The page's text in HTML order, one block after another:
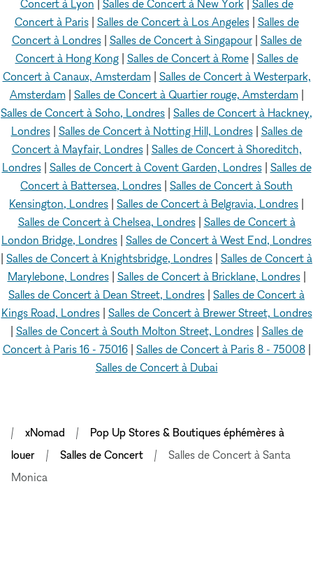
Concert à Lyon Salles de Concert à New York| Salles de
Concert à Paris| Salles de Concert à Los Angeles| Salles de
Concert à Londres| Salles de Concert à Singapour| Salles de
Concert à Hong Kong| Salles de Concert à Rome| Salles de
Concert à Canaux, Amsterdam| Salles de Concert à Westerpark,
Amsterdam| Salles de Concert à Quartier rouge, Amsterdam|
Salles de Concert à Soho, Londres | Salles de Concert à Hackney,
Londres| Salles de Concert à Notting Hill, Londres| Salles de
Concert à Mayfair, Londres| Salles de Concert à Shoreditch,
Londres| Salles de Concert à Covent Garden, Londres| Salles de
Concert à Battersea, Londres | Salles de Concert à South
Kensington, Londres | Salles de Concert à Belgravia, Londres |
Salles de Concert à Chelsea, Londres| Salles de Concert à
London Bridge, Londres | Salles de Concert à West End, Londres
| Salles de Concert à Knightsbridge, Londres | Salles de Concert à
Marylebone, Londres| Salles de Concert à Bricklane, Londres|
Salles de Concert à Dean Street, Londres | Salles de Concert à
Kings Road, Londres| Salles de Concert à Brewer Street, Londres
| Salles de Concert à South Molton Street, Londres| Salles de
Concert à Paris 16 - 75016| Salles de Concert à Paris 8 - 75008|
Salles de Concert à Dubai
xNomad
Pop Up Stores & Boutiques éphémères à
louer
Salles de Concert
Salles de Concert à Santa
Monica